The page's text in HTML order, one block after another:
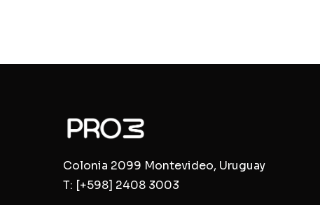
Colonia 2099 Montevideo, Uruguay
T: [+598] 2408 3003